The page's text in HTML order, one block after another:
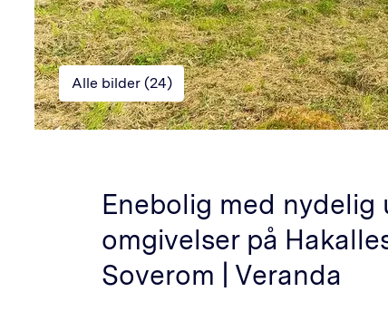
Alle bilder (24)
Enebolig med
omgivelser på
Soverom | Veranda